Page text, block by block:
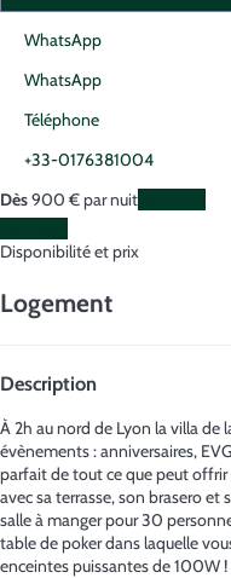
WhatsApp
WhatsApp
Téléphone
+33-0176381004
Dès900 €par nuit
Disponibilité et prix
Logement
Description
À 2h au nord de Lyon la villa de
évènements : anniversaires,
parfait de tout ce que peut
avec sa terrasse, son brasero et
salle à manger pour 30
table de poker dans laquelle
enceintes puissantes de 100W !